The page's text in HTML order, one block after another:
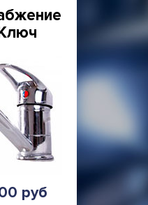
руб